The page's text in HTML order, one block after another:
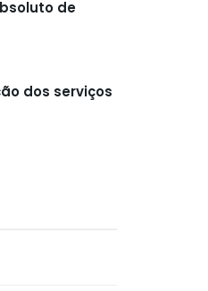
de
dos serviços